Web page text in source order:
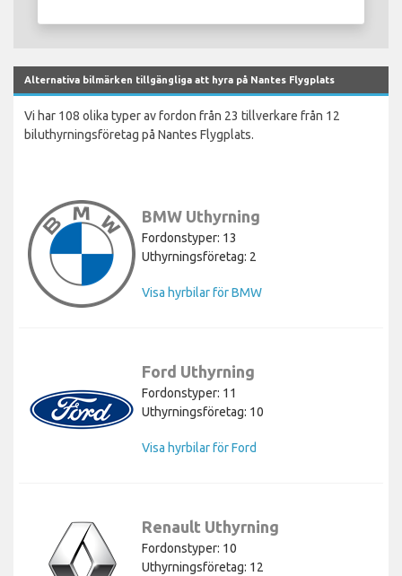
Alternativa bilmärken tillgängliga att hyra på Nantes Flygplats
Vi har 108 olika typer av fordon från 23 tillverkare från 12
biluthyrningsföretag på Nantes Flygplats.
BMW Uthyrning
Fordonstyper: 13
Uthyrningsföretag: 2
Visa hyrbilar för BMW
Ford Uthyrning
Fordonstyper: 11
Uthyrningsföretag: 10
Visa hyrbilar för Ford
Renault Uthyrning
Fordonstyper: 10
Uthyrningsföretag: 12